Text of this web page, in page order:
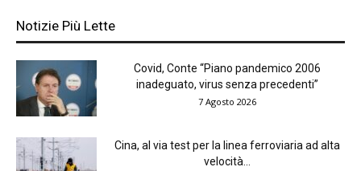
Notizie Più Lette
Covid, Conte “Piano pandemico 2006
inadeguato, virus senza precedenti”
7 Agosto 2026
Cina, al via test per la linea ferroviaria ad alta
velocità...